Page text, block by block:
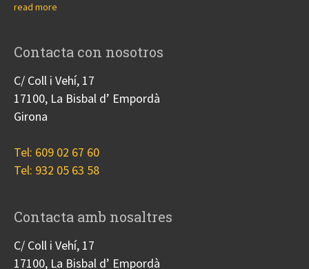
read more
Contacta con nosotros
C/ Coll i Vehí, 17
17100, La Bisbal d’ Empordà
Girona
Tel: 609 02 67 60
Tel: 932 05 63 58
Contacta amb nosaltres
C/ Coll i Vehí, 17
17100, La Bisbal d’ Empordà